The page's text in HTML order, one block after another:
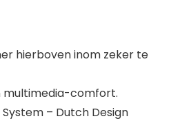
hierboven inom zeker te
multimedia-comfort.
– Dutch Design